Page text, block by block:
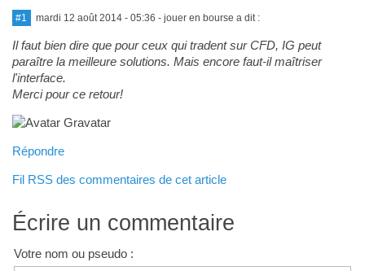
#1 mardi 12 août 2014 - 05:36 - jouer en bourse a dit :
Il faut bien dire que pour ceux qui tradent sur CFD, IG peut
paraître la meilleure solutions. Mais encore faut-il maîtriser
l'interface.
Merci pour ce retour!
Répondre
Fil RSS des commentaires de cet article
Écrire un commentaire
Votre nom ou pseudo :